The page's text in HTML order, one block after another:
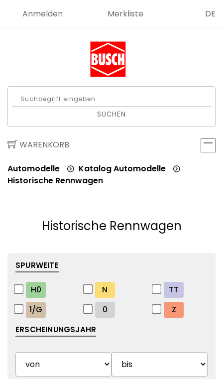
Anmelden Merkliste DE
SUCHEN
WARENKORB
Automodelle
Katalog Automodelle
Historische Rennwagen
Historische Rennwagen
SPURWEITE
H0 N
TT
1/G
0 Z
ERSCHEINUNGSJAHR